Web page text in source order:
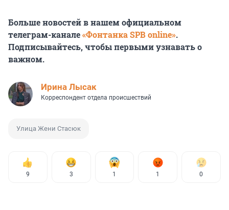
Больше новостей в нашем официальном
телеграм-канале«Фонтанка SPB online».
Подписывайтесь, чтобы первыми узнавать о
важном.
Ирина Лысак
Корреспондент отдела происшествий
Улица Жени Стасюк
9 3 1 1 0